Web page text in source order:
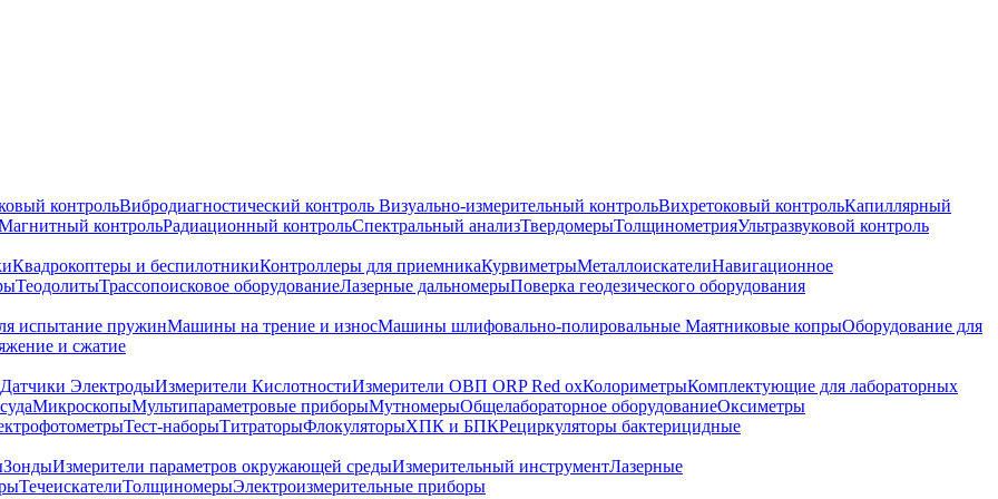
контрольВибродиагностический контроль Визуально-измерительный контрольВихретоковый контрольКапиллярный
контрольРадиационный контрольСпектральный анализТвердомерыТолщинометрияУльтразвуковой контроль
Квадрокоптеры и беспилотникиКонтроллеры для приемникаКурвиметрыМеталлоискателиНавигационное
ТеодолитыТрассопоисковое оборудованиеЛазерные дальномерыПоверка геодезического оборудования
испытание пружинМашины на трение и износМашины шлифовально-полировальные Маятниковые копрыОборудование для
и сжатие
Датчики ЭлектродыИзмерители КислотностиИзмерители ОВП ORP Red oxКолориметрыКомплектующие для лабораторных
МикроскопыМультипараметровые приборыМутномерыОбщелабораторное оборудованиеОксиметры
Тест-наборыТитраторыФлокуляторыХПК и БПКРециркуляторы бактерицидные
ЗондыИзмерители параметров окружающей средыИзмерительный инструментЛазерные
ТечеискателиТолщиномерыЭлектроизмерительные приборы